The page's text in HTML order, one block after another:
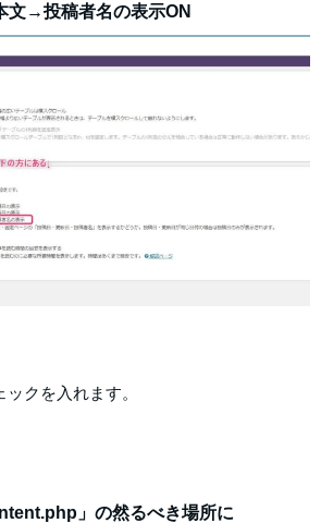
→投稿者名の表示ON
クを入れます。
」の然るべき場所に